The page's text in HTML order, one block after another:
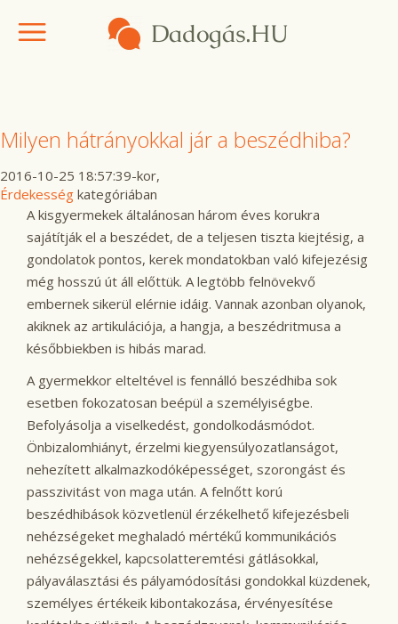
Milyen hátrányokkal jár a beszédhiba?
2016-10-25 18:57:39-kor,
Érdekesség kategóriában
A kisgyermekek általánosan három éves korukra
sajátítják el a beszédet, de a teljesen tiszta kiejtésig, a
gondolatok pontos, kerek mondatokban való kifejezésig
még hosszú út áll előttük. A legtöbb felnövekvő
embernek sikerül elérnie idáig. Vannak azonban olyanok,
akiknek az artikulációja, a hangja, a beszédritmusa a
későbbiekben is hibás marad.
A gyermekkor elteltével is fennálló beszédhiba sok
esetben fokozatosan beépül a személyiségbe.
Befolyásolja a viselkedést, gondolkodásmódot.
Önbizalomhiányt, érzelmi kiegyensúlyozatlanságot,
nehezített alkalmazkodóképességet, szorongást és
passzivitást von maga után. A felnőtt korú
beszédhibások közvetlenül érzékelhető kifejezésbeli
nehézségeket meghaladó mértékű kommunikációs
nehézségekkel, kapcsolatteremtési gátlásokkal,
pályaválasztási és pályamódosítási gondokkal küzdenek,
személyes értékeik kibontakozása, érvényesítése